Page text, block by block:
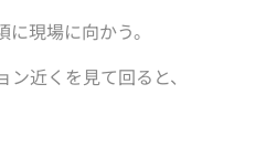
現場に向かう。
近くを見て回ると、